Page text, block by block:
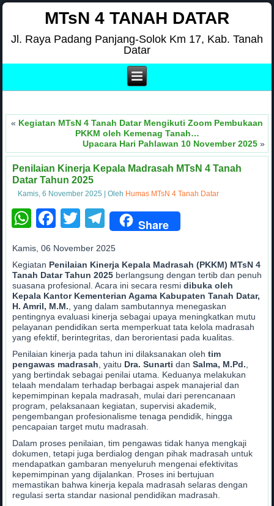
MTsN 4 TANAH DATAR
Jl. Raya Padang Panjang-Solok Km 17, Kab. Tanah
Datar
« Kegiatan MTsN 4 Tanah Datar Mengikuti Zoom Pembukaan
PKKM oleh Kemenag Tanah…
Upacara Hari Pahlawan 10 November 2025»
Penilaian Kinerja Kepala Madrasah MTsN 4 Tanah
Datar Tahun 2025
Kamis, 6 November 2025 |Oleh Humas MTsN 4 Tanah Datar
WhatsApp
Facebook
Twitter
Telegram
Share
Kamis, 06 November 2025
Kegiatan Penilaian Kinerja Kepala Madrasah (PKKM) MTsN 4
Tanah Datar Tahun 2025 berlangsung dengan tertib dan penuh
suasana profesional. Acara ini secara resmidibuka oleh
Kepala Kantor Kementerian Agama Kabupaten Tanah Datar,
H. Amril, M.M., yang dalam sambutannya menegaskan
pentingnya evaluasi kinerja sebagai upaya meningkatkan mutu
pelayanan pendidikan serta memperkuat tata kelola madrasah
yang efektif, berintegritas, dan berorientasi pada kualitas.
Penilaian kinerja pada tahun ini dilaksanakan olehtim
pengawas madrasah, yaitu Dra. Sunarti danSalma, M.Pd.,
yang bertindak sebagai penilai utama. Keduanya melakukan
telaah mendalam terhadap berbagai aspek manajerial dan
kepemimpinan kepala madrasah, mulai dari perencanaan
program, pelaksanaan kegiatan, supervisi akademik,
pengembangan profesionalisme tenaga pendidik, hingga
pencapaian target mutu madrasah.
Dalam proses penilaian, tim pengawas tidak hanya mengkaji
dokumen, tetapi juga berdialog dengan pihak madrasah untuk
mendapatkan gambaran menyeluruh mengenai efektivitas
kepemimpinan yang dijalankan. Proses ini bertujuan
memastikan bahwa kinerja kepala madrasah selaras dengan
regulasi serta standar nasional pendidikan madrasah.